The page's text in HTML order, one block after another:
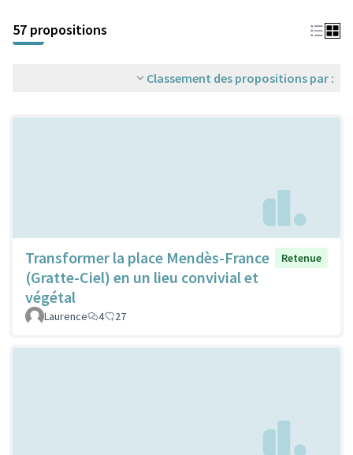
57 propositions
Classement des propositions par :
Transformer la place Mendès-France
(Gratte-Ciel) en un lieu convivial et
végétal
Retenue
Laurence 4 27